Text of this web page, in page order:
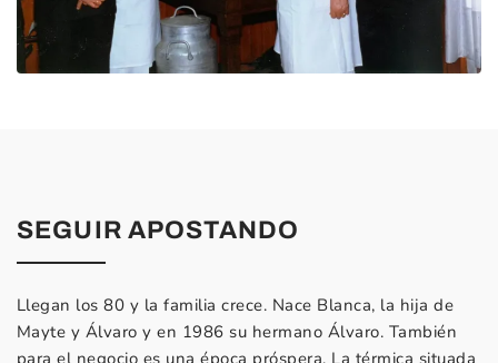
SEGUIR APOSTANDO
Llegan los 80 y la familia crece. Nace Blanca, la hija de
Mayte y Álvaro y en 1986 su hermano Álvaro. También
para el negocio es una época próspera. La térmica situada